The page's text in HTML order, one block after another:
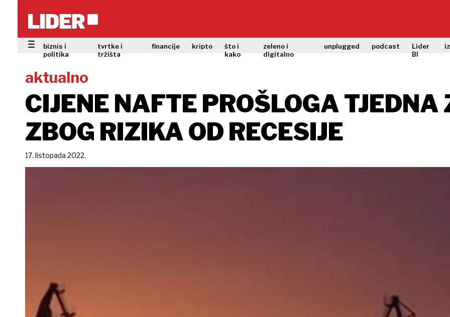
biznis i
politika
tvrtke i
tržišta
financije kripto
što i
kako
zeleno i
digitalno
unplugged podcast
Lider
BI
aktualno
CIJENE NAFTE PROŠLOGA TJEDNA
ZBOG RIZIKA OD RECESIJE
17. listopada 2022.